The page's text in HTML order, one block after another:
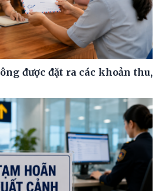
được đặt ra các khoản thu,